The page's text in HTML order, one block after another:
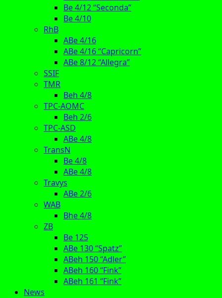
Be 4/12 “Seconda”
Be 4/10
RhB
ABe 4/16
ABe 4/16 “Capricorn”
ABe 8/12 “Allegra”
SSIF
TMR
Beh 4/8
TPC-AOMC
Beh 2/6
TPC-ASD
ABe 4/8
TransN
Be 4/8
ABe 4/8
Travys
ABe 2/6
WAB
Bhe 4/8
ZB
Be 125
ABe 130 “Spatz”
ABeh 150 “Adler”
ABeh 160 “Fink”
ABeh 161 “Fink”
News